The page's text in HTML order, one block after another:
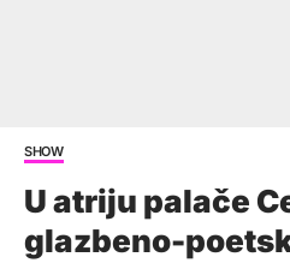
SHOW
U atriju palače
glazbeno-